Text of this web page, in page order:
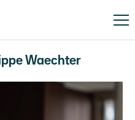
Waechter